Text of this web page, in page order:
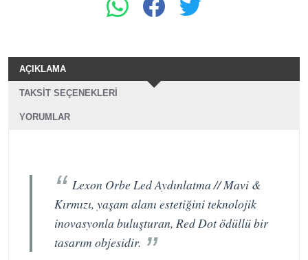
AÇIKLAMA
TAKSIT SEÇENEKLERI
YORUMLAR
Lexon Orbe Led Aydınlatma // Mavi &
Kırmızı, yaşam alanı estetiğini teknolojik
inovasyonla buluşturan, Red Dot ödüllü bir
tasarım objesidir.